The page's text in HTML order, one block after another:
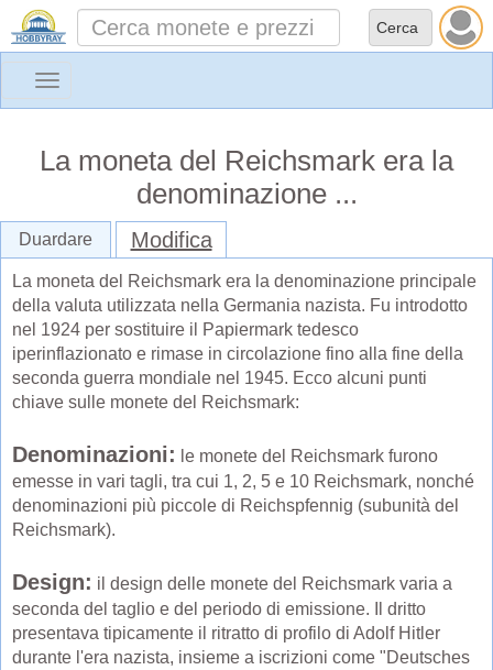
Toggle
La moneta del Reichsmark era la
denominazione ...
Duardare Modifica
La moneta del Reichsmark era la denominazione principale
della valuta utilizzata nella Germania nazista. Fu introdotto
nel 1924 per sostituire il Papiermark tedesco
iperinflazionato e rimase in circolazione fino alla fine della
seconda guerra mondiale nel 1945. Ecco alcuni punti
chiave sulle monete del Reichsmark:
Denominazioni: le monete del Reichsmark furono
emesse in vari tagli, tra cui 1, 2, 5 e 10 Reichsmark, nonché
denominazioni più piccole di Reichspfennig (subunità del
Reichsmark).
Design: il design delle monete del Reichsmark varia a
seconda del taglio e del periodo di emissione. Il dritto
presentava tipicamente il ritratto di profilo di Adolf Hitler
durante l'era nazista, insieme a iscrizioni come "Deutsches